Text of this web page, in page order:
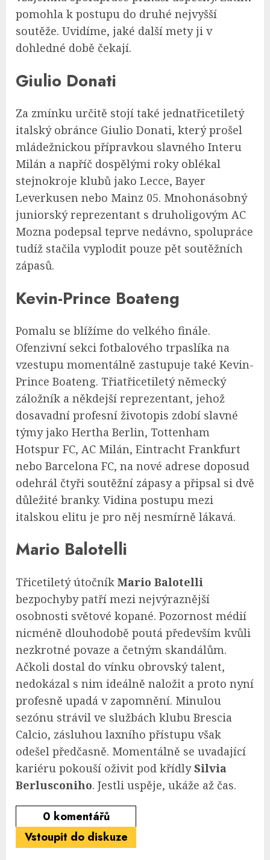
pomohla k postupu do druhé nejvyšší
soutěže. Uvidíme, jaké další mety ji v
dohledné době čekají.
Giulio Donati
Za zmínku určitě stojí také jednatřicetiletý
italský obránce Giulio Donati, který prošel
mládežnickou přípravkou slavného Interu
Milán a napříč dospělými roky oblékal
stejnokroje klubů jako Lecce, Bayer
Leverkusen nebo Mainz 05. Mnohonásobný
juniorský reprezentant s druholigovým AC
Mozna podepsal teprve nedávno, spolupráce
tudíž stačila vyplodit pouze pět soutěžních
zápasů.
Kevin-Prince Boateng
Pomalu se blížíme do velkého finále.
Ofenzivní sekci fotbalového trpaslíka na
vzestupu momentálně zastupuje také Kevin-
Prince Boateng. Třiatřicetiletý německý
záložník a někdejší reprezentant, jehož
dosavadní profesní životopis zdobí slavné
týmy jako Hertha Berlin, Tottenham
Hotspur FC, AC Milán, Eintracht Frankfurt
nebo Barcelona FC, na nové adrese doposud
odehrál čtyři soutěžní zápasy a připsal si dvě
důležité branky. Vidina postupu mezi
italskou elitu je pro něj nesmírně lákavá.
Mario Balotelli
Třicetiletý útočník Mario Balotelli
bezpochyby patří mezi nejvýraznější
osobnosti světové kopané. Pozornost médií
nicméně dlouhodobě poutá především kvůli
nezkrotné povaze a četným skandálům.
Ačkoli dostal do vínku obrovský talent,
nedokázal s nim ideálně naložit a proto nyní
profesně upadá v zapomnění. Minulou
sezónu strávil ve službách klubu Brescia
Calcio, zásluhou laxního přístupu však
odešel předčasně. Momentálně se uvadající
kariéru pokouší oživit pod křídlySilvia
Berlusconiho. Jestli uspěje, ukáže až čas.
0 komentářů
Vstoupit do diskuze